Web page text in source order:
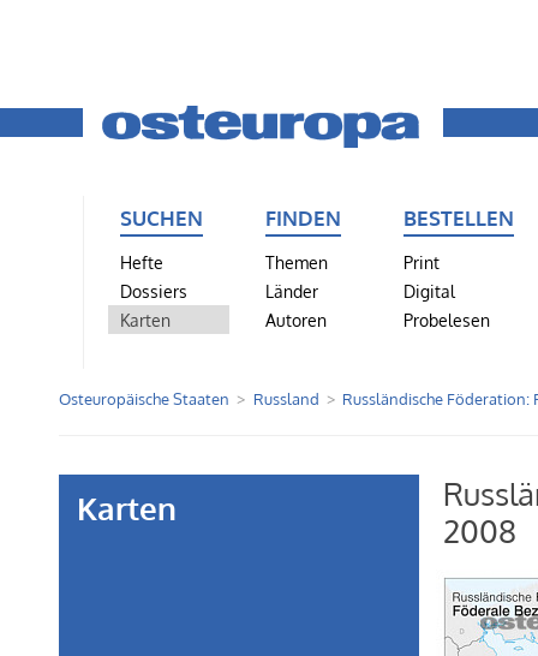
SUCHEN
Hefte
Dossiers
Karten
FINDEN
Themen
Länder
Autoren
BESTELLEN
Print
Digital
Probelesen
Osteuropäische Staaten Russland Russländische Föderation:
Karten
2008